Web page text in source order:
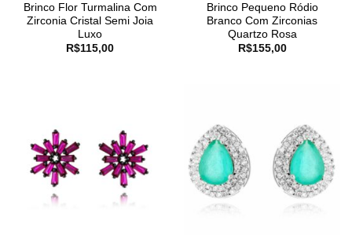
Brinco Flor Turmalina Com
Zirconia Cristal Semi Joia
Luxo
R$115,00
Brinco Pequeno Ródio
Branco Com Zirconias
Quartzo Rosa
R$155,00